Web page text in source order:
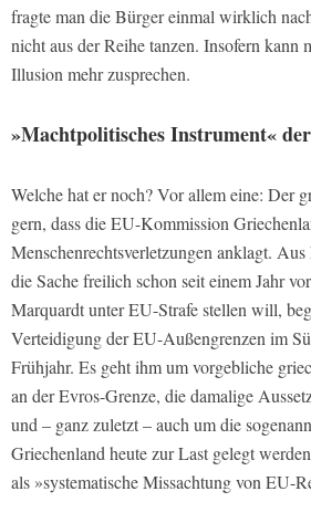
fragte man die Bürger einmal wirklich
nicht aus der Reihe tanzen. Insofern kann
Illusion mehr zusprechen.
»Machtpolitisches Instrument«
Welche hat er noch? Vor allem eine: Der
gern, dass die EU-Kommission
Menschenrechtsverletzungen anklagt.
die Sache freilich schon seit einem Jahr
Marquardt unter EU-Strafe stellen will,
Verteidigung der EU-Außengrenzen im
Frühjahr. Es geht ihm um vorgebliche
an der Evros-Grenze, die damalige
und – ganz zuletzt – auch um die
Griechenland heute zur Last gelegt
als »systematische Missachtung von EU-